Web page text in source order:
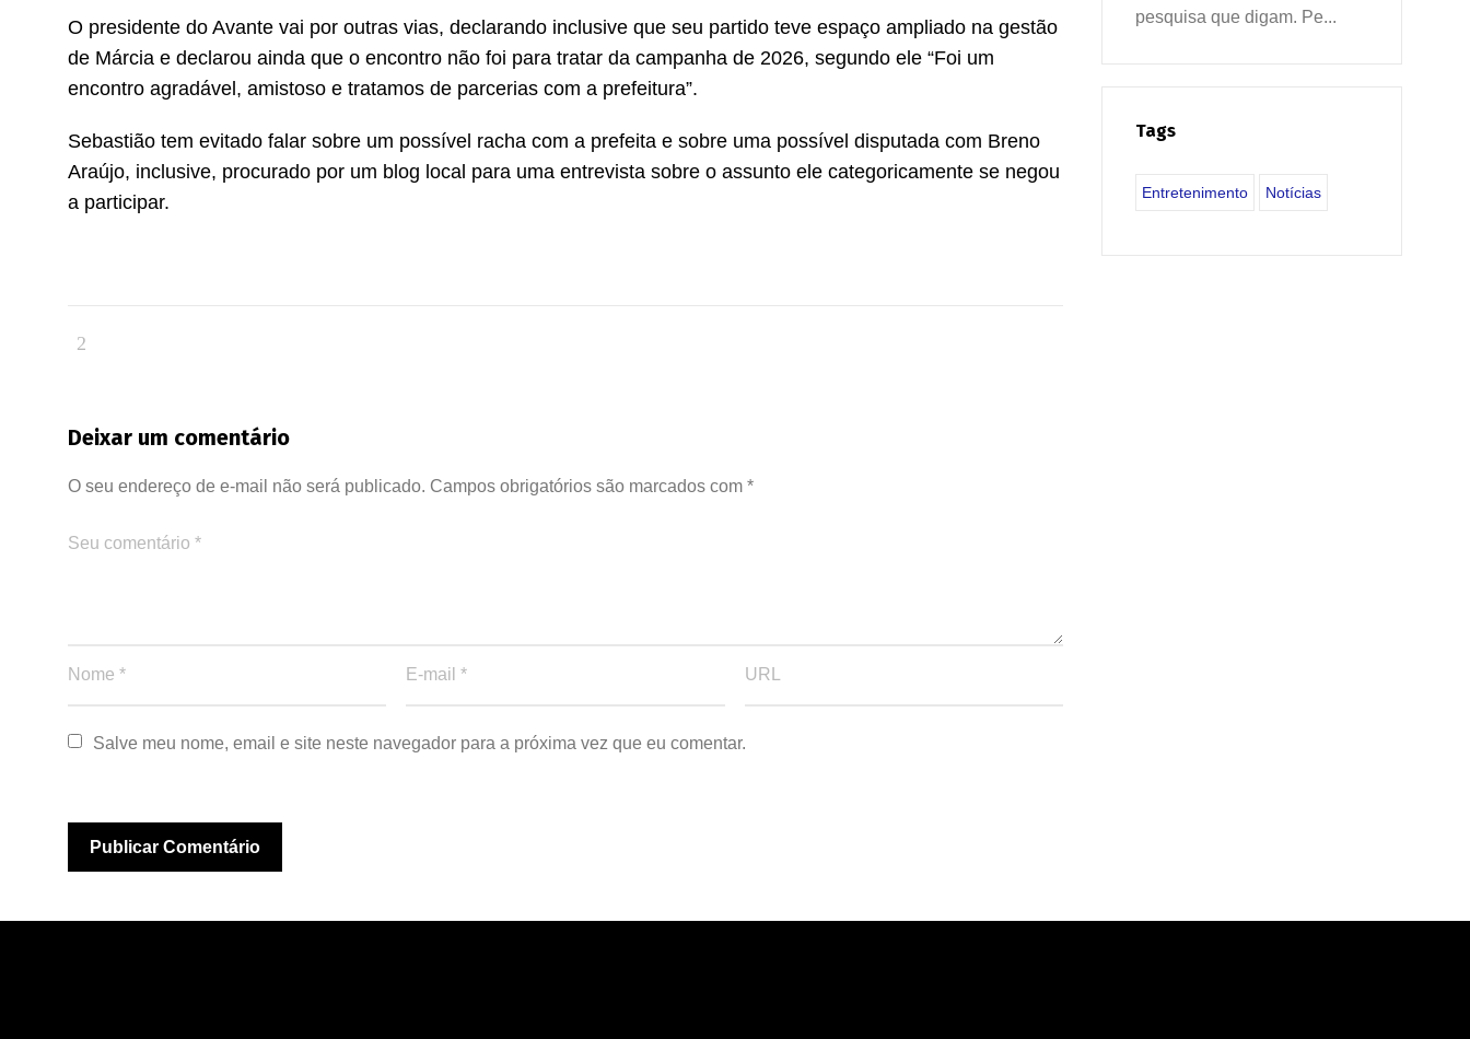
O presidente do Avante vai por outras vias, declarando inclusive que seu partido teve espaço ampliado na gestão
de Márcia e declarou ainda que o encontro não foi para tratar da campanha de 2026, segundo ele “Foi um
encontro agradável, amistoso e tratamos de parcerias com a prefeitura”.
Sebastião tem evitado falar sobre um possível racha com a prefeita e sobre uma possível disputada com Breno
Araújo, inclusive, procurado por um blog local para uma entrevista sobre o assunto ele categoricamente se negou
a participar.
Deixar um comentário
O seu endereço de e-mail não será publicado. Campos obrigatórios são marcados com *
Salve meu nome, email e site neste navegador para a próxima vez que eu comentar.
pesquisa que digam. Pe...
Tags
Entretenimento Notícias